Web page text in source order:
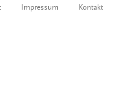
Impressum Kontakt